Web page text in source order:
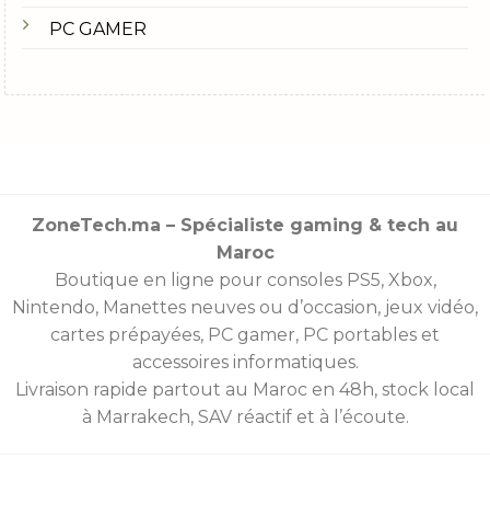
PC GAMER
ZoneTech.ma – Spécialiste gaming & tech au
Maroc
Boutique en ligne pour consoles PS5, Xbox,
Nintendo, Manettes neuves ou d’occasion, jeux vidéo,
cartes prépayées, PC gamer, PC portables et
accessoires informatiques.
Livraison rapide partout au Maroc en 48h, stock local
à Marrakech, SAV réactif et à l’écoute.